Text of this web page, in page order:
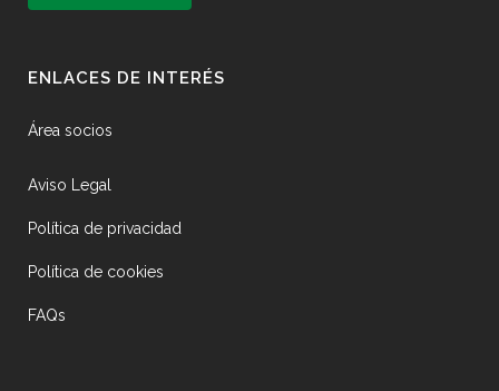
ENLACES DE INTERÉS
Área socios
Aviso Legal
Política de privacidad
Política de cookies
FAQs